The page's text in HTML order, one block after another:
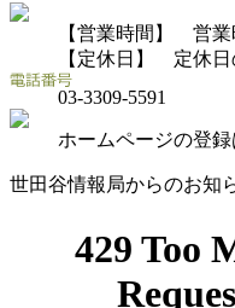
【営業時間】 営業
【定休日】 定休日
03-3309-5591
ホームページの登録
世田谷情報局からのお知